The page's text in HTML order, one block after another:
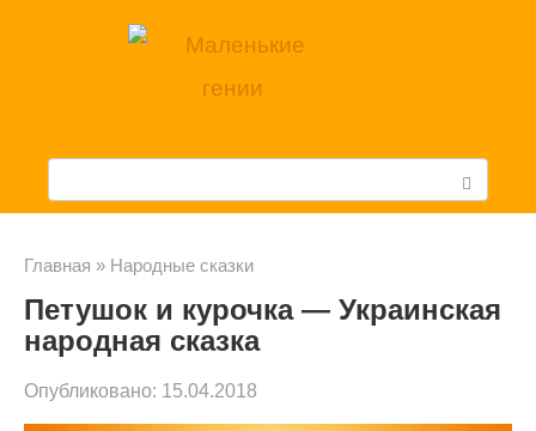
с
Главная » Народные сказки
Петушок и курочка — Украинская
народная сказка
Опубликовано: 15.04.2018